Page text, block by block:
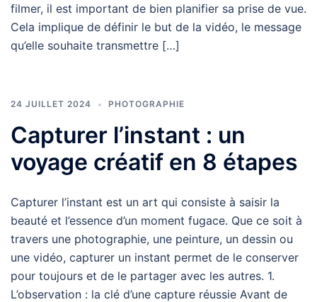
filmer, il est important de bien planifier sa prise de vue.
Cela implique de définir le but de la vidéo, le message
qu’elle souhaite transmettre […]
24 JUILLET 2024 PHOTOGRAPHIE
Capturer l’instant : un
voyage créatif en 8 étapes
Capturer l’instant est un art qui consiste à saisir la
beauté et l’essence d’un moment fugace. Que ce soit à
travers une photographie, une peinture, un dessin ou
une vidéo, capturer un instant permet de le conserver
pour toujours et de le partager avec les autres. 1.
L’observation : la clé d’une capture réussie Avant de